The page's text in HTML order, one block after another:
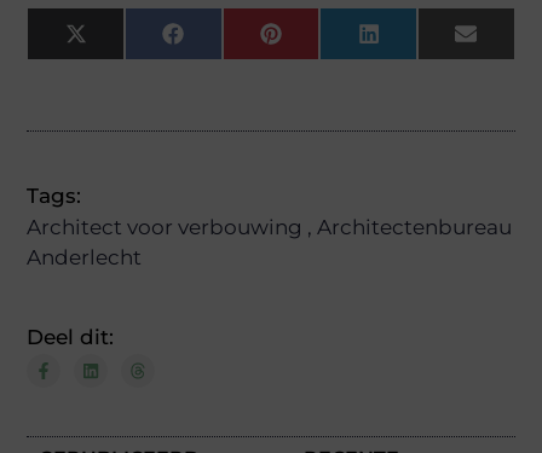
X
(Twitter)
FacebookPinterestLinkedInEmail
Tags:
Architect voor verbouwing , Architectenbureau
Anderlecht
Deel dit: